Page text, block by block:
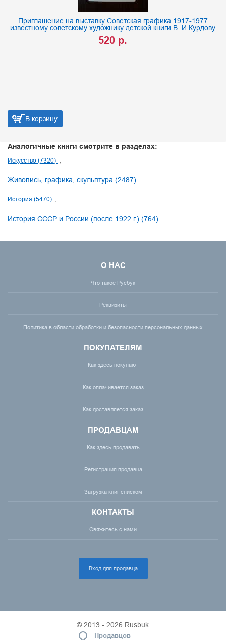
Приглашение на выставку Советская графика 1917-1977
известному советскому художнику детской книги В. И Курдову
520 р.
В корзину
Аналогичные книги смотрите в разделах:
Искусство (7320)
Живопись, графика, скульптура (2487)
История (5470)
История СССР и России (после 1922 г.) (764)
О НАС
Что такое Русбук
Реквизиты
Политика в области обработки и безопасности персональных данных
ПОКУПАТЕЛЯМ
Как здесь покупают
Как оплачивается заказ
Как доставляется заказ
ПРОДАВЦАМ
Как здесь продавать
Регистрация продавца
Загрузка книг списком
КОНТАКТЫ
Свяжитесь с нами
Вход для продавца
© 2013 - 2026 Rusbuk
Продавцов